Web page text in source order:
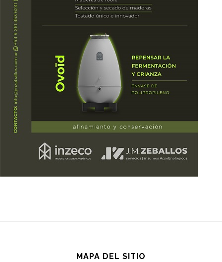
MAPA DEL SITIO